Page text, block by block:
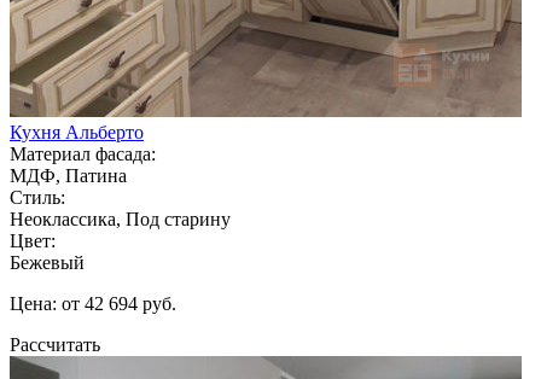
Кухня Альберто
Материал фасада:
МДФ, Патина
Стиль:
Неоклассика, Под старину
Цвет:
Бежевый
Цена: от 42 694 руб.
Рассчитать